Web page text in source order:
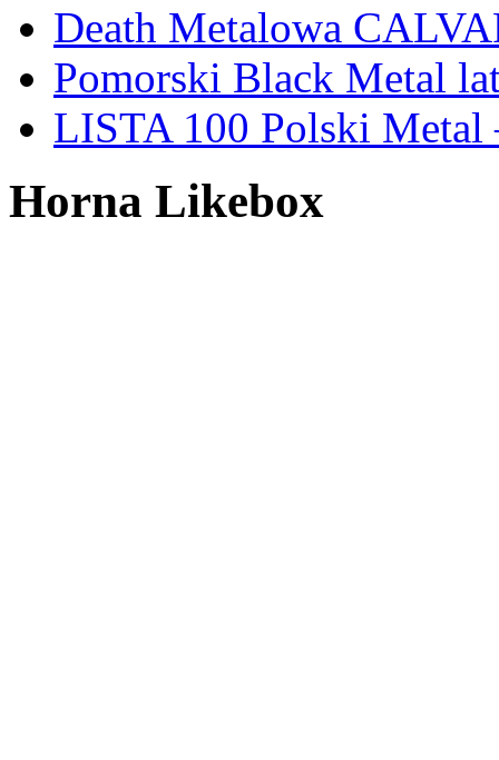
Death Metalowa
Pomorski Black Metal
LISTA 100 Polski Metal
Horna Likebox